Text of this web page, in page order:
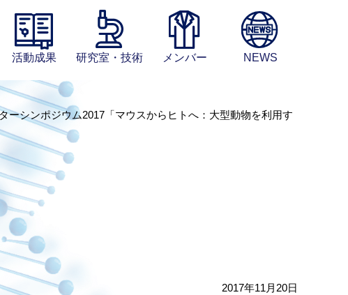
活動成果 研究室・技術 メンバー NEWS
ーシンポジウム2017「マウスからヒトへ：大型動物を利用す
2017年11月20日